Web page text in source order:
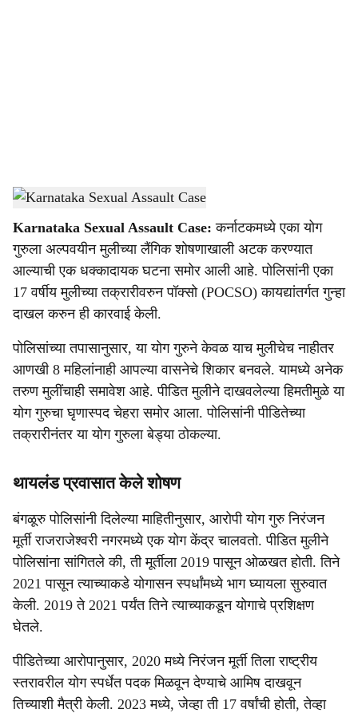
a
r
e
Sexual Assault Case -Dainik Gomantak
Karnataka Sexual Assault Case: कर्नाटकमध्ये एका योग
गुरुला अल्पवयीन मुलीच्या लैंगिक शोषणाखाली अटक करण्यात
आल्याची एक धक्कादायक घटना समोर आली आहे. पोलिसांनी एका
17 वर्षीय मुलीच्या तक्रारीवरुन पॉक्सो (POCSO) कायद्यांतर्गत गुन्हा
दाखल करुन ही कारवाई केली.
पोलिसांच्या तपासानुसार, या योग गुरुने केवळ याच मुलीचेच नाहीतर
आणखी 8 महिलांनाही आपल्या वासनेचे शिकार बनवले. यामध्ये अनेक
तरुण मुलींचाही समावेश आहे. पीडित मुलीने दाखवलेल्या हिमतीमुळे या
योग गुरुचा घृणास्पद चेहरा समोर आला. पोलिसांनी पीडितेच्या
तक्रारीनंतर या योग गुरुला बेड्या ठोकल्या.
थायलंड प्रवासात केले शोषण
बंगळूरु पोलिसांनी दिलेल्या माहितीनुसार, आरोपी योग गुरु निरंजन
मूर्ती राजराजेश्वरी नगरमध्ये एक योग केंद्र चालवतो. पीडित मुलीने
पोलिसांना सांगितले की, ती मूर्तीला 2019 पासून ओळखत होती. तिने
2021 पासून त्याच्याकडे योगासन स्पर्धांमध्ये भाग घ्यायला सुरुवात
केली. 2019 ते 2021 पर्यंत तिने त्याच्याकडून योगाचे प्रशिक्षण
घेतले.
पीडितेच्या आरोपानुसार, 2020 मध्ये निरंजन मूर्ती तिला राष्ट्रीय
स्तरावरील योग स्पर्धेत पदक मिळवून देण्याचे आमिष दाखवून
तिच्याशी मैत्री केली. 2023 मध्ये, जेव्हा ती 17 वर्षांची होती, तेव्हा